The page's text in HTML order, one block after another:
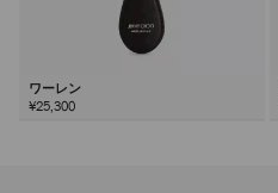
ワーレン
¥25,300